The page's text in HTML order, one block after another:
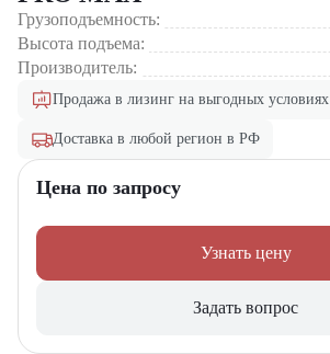
Грузоподъемность:
Высота подъема:
Производитель:
Продажа в лизинг на выгодных условиях
Доставка в любой регион в РФ
Цена по запросу
Узнать цену
Задать вопрос